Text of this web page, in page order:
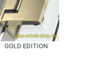
GOLD EDITION